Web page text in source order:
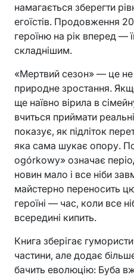
намагається зберегти
егоїстів. Продовження
героїню на рік вперед —
складнішим.
«Мертвий сезон» — це
природне зростання.
ще наївно вірила в
вчиться приймати
показує, як підліток
яка сама шукає опору.
ogórkowy» означає
новин мало і все ніби
майстерно переносить
героїні — час, коли все
всередині кипить.
Книга зберігає
частини, але додає
бачить еволюцію: Буба